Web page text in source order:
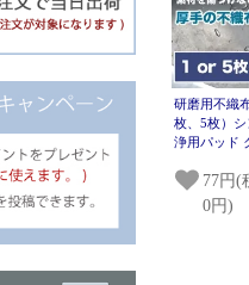
研磨用不織
枚、5枚）
浄用パッド
77円(
0円)